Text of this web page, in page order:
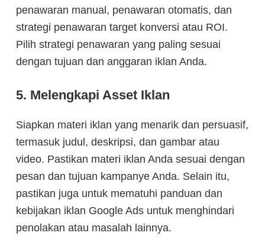
penawaran manual, penawaran otomatis, dan
strategi penawaran target konversi atau ROI.
Pilih strategi penawaran yang paling sesuai
dengan tujuan dan anggaran iklan Anda.
5. Melengkapi Asset Iklan
Siapkan materi iklan yang menarik dan persuasif,
termasuk judul, deskripsi, dan gambar atau
video. Pastikan materi iklan Anda sesuai dengan
pesan dan tujuan kampanye Anda. Selain itu,
pastikan juga untuk mematuhi panduan dan
kebijakan iklan Google Ads untuk menghindari
penolakan atau masalah lainnya.